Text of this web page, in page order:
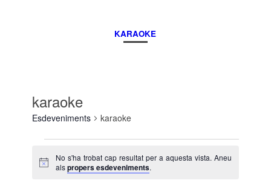
KARAOKE
karaoke
Esdeveniments karaoke
Avís
No s'ha trobat cap resultat per a aquesta vista. Aneu
alspropers esdeveniments.